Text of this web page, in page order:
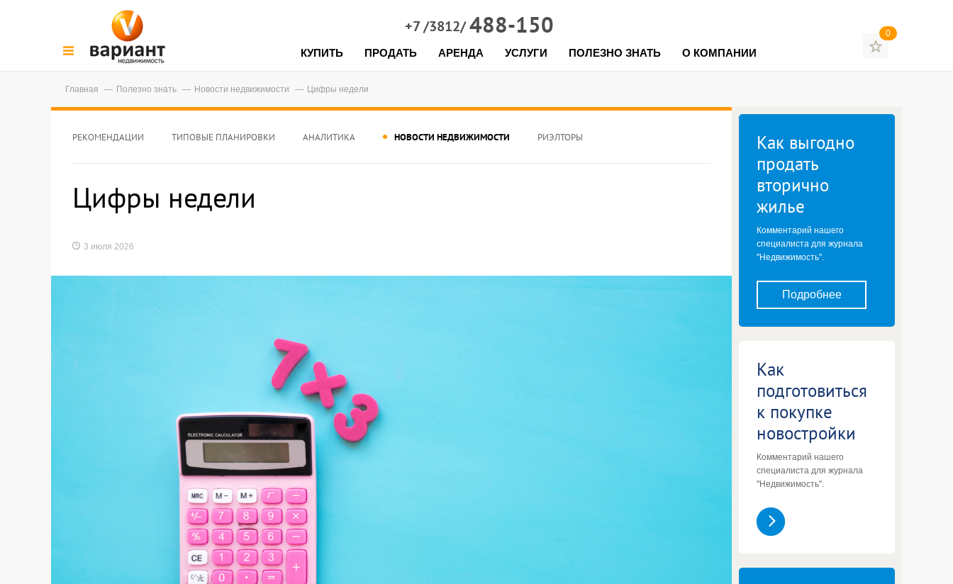
+7 /3812/488-150
КУПИТЬ ПРОДАТЬ АРЕНДА УСЛУГИ ПОЛЕЗНО ЗНАТЬ О КОМПАНИИ
0
Главная Полезно знать Новости недвижимости Цифры недели
РЕКОМЕНДАЦИИ ТИПОВЫЕ ПЛАНИРОВКИ АНАЛИТИКА НОВОСТИ НЕДВИЖИМОСТИ РИЭЛТОРЫ
Цифры недели
3 июля 2026
Как выгодно
продать
вторично
жилье
Комментарий нашего
специалиста для журнала
"Недвижимость".
Подробнее
Как
подготовиться
к покупке
новостройки
Комментарий нашего
специалиста для журнала
"Недвижимость".